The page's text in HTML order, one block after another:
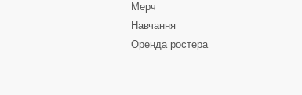
Мерч
Навчання
Оренда ростера